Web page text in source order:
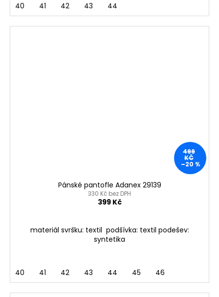
40 41 42 43 44
499
KČ
–20 %
Pánské pantofle Adanex 29139
330 Kč bez DPH
399 Kč
materiál svršku: textil podšívka: textil podešev:
syntetika
40 41 42 43 44 45 46